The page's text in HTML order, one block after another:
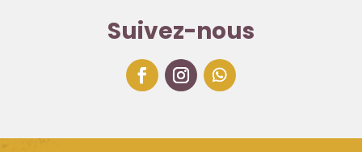
Suivez-nous